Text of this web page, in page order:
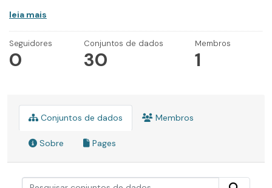
leia mais
Seguidores
0
Conjuntos de dados
30
Membros
1
Conjuntos de dados Membros
Sobre Pages